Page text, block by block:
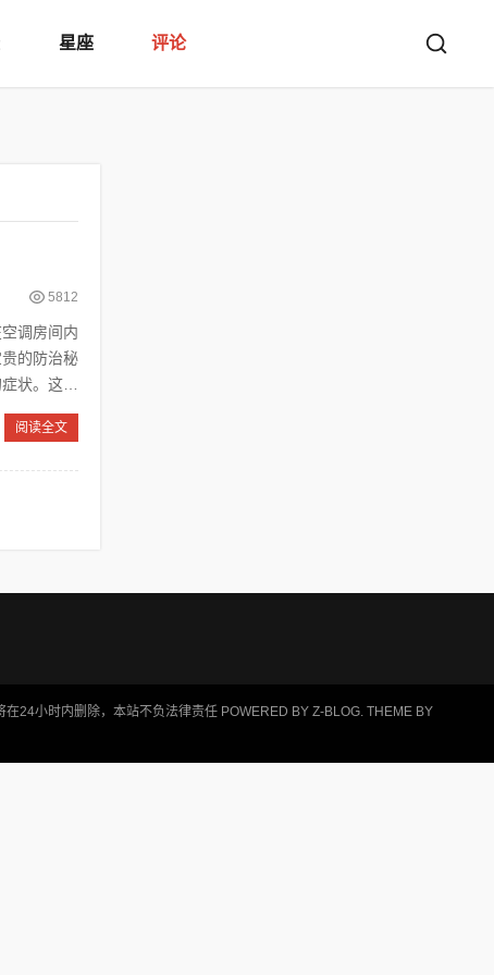
星座 评论
5812
调房间内
的防治秘
状。这种
阅读全文
24小时内删除，本站不负法律责任 POWERED BY Z-BLOG. THEME BY